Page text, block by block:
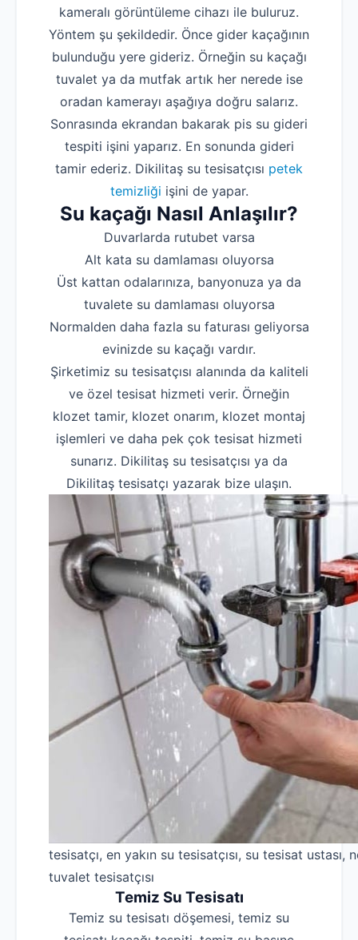
kameralı görüntüleme cihazı ile buluruz.
Yöntem şu şekildedir. Önce gider kaçağının
bulunduğu yere gideriz. Örneğin su kaçağı
tuvalet ya da mutfak artık her nerede ise
oradan kamerayı aşağıya doğru salarız.
Sonrasında ekrandan bakarak pis su gideri
tespiti işini yaparız. En sonunda gideri
tamir ederiz. Dikilitaş su tesisatçısı petek
temizliği işini de yapar.
Su kaçağı Nasıl Anlaşılır?
Duvarlarda rutubet varsa
Alt kata su damlaması oluyorsa
Üst kattan odalarınıza, banyonuza ya da
tuvalete su damlaması oluyorsa
Normalden daha fazla su faturası geliyorsa
evinizde su kaçağı vardır.
Şirketimiz su tesisatçısı alanında da kaliteli
ve özel tesisat hizmeti verir. Örneğin
klozet tamir, klozet onarım, klozet montaj
işlemleri ve daha pek çok tesisat hizmeti
sunarız. Dikilitaş su tesisatçısı ya da
Dikilitaş tesisatçı yazarak bize ulaşın.
tesisatçı, en yakın su tesisatçısı, su tesisat
tuvalet tesisatçısı
Temiz Su Tesisatı
Temiz su tesisatı döşemesi, temiz su